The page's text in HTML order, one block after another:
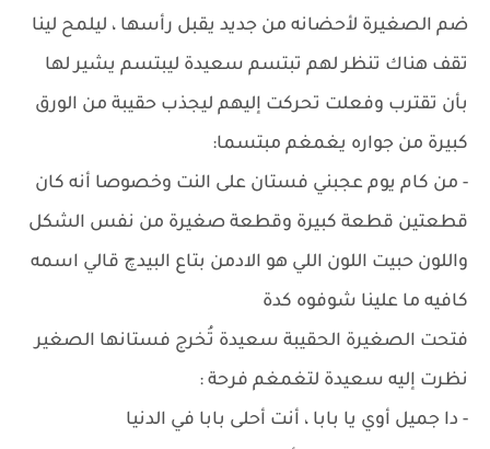
ضم الصغيرة لأحضانه من جديد يقبل رأسها ، ليلمح لينا
تقف هناك تنظر لهم تبتسم سعيدة ليبتسم يشير لها
بأن تقترب وفعلت تحركت إليهم ليجذب حقيبة من الورق
كبيرة من جواره يغمغم مبتسما:
- من كام يوم عجبني فستان على النت وخصوصا أنه كان
قطعتين قطعة كبيرة وقطعة صغيرة من نفس الشكل
واللون حبيت اللون اللي هو الادمن بتاع البيدچ قالي اسمه
كافيه ما علينا شوفوه كدة
فتحت الصغيرة الحقيبة سعيدة تُخرج فستانها الصغير
نظرت إليه سعيدة لتغمغم فرحة :
- دا جميل أوي يا بابا ، أنت أحلى بابا في الدنيا